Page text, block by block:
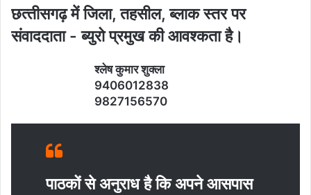
छत्‍तीसगढ़ में जिला, तहसील, ब्‍लाक स्‍तर पर
संवाददाता - ब्‍युरो प्रमुख की आवश्‍कता है।
श्‍लेष कुमार शुक्‍ला
9406012838
9827156570
पाठकों से अनुराध है कि अपने आसपास